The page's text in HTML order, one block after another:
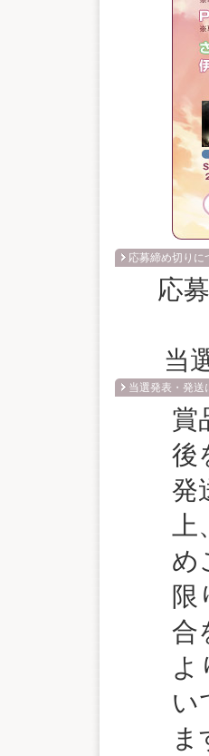
応募締め切りに
応
当
当選発表・発送
賞
後
発
め
限
合
よ
い
ま